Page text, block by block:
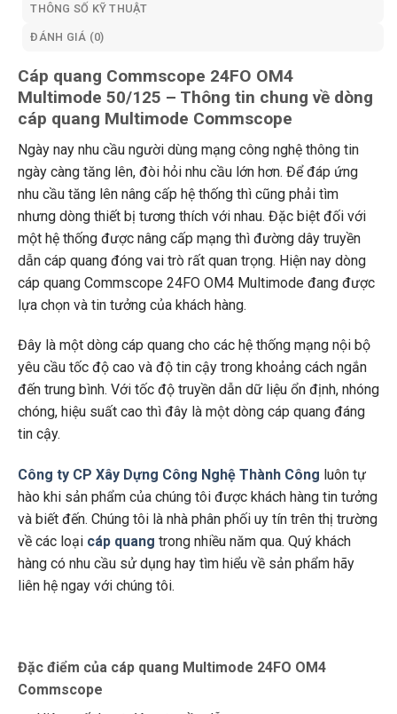
THÔNG SỐ KỸ THUẬT
ĐÁNH GIÁ (0)
Cáp quang Commscope 24FO OM4
Multimode 50/125 – Thông tin chung về dòng
cáp quang Multimode Commscope
Ngày nay nhu cầu người dùng mạng công nghệ thông tin
ngày càng tăng lên, đòi hỏi nhu cầu lớn hơn. Để đáp ứng
nhu cầu tăng lên nâng cấp hệ thống thì cũng phải tìm
nhưng dòng thiết bị tương thích với nhau. Đặc biệt đối với
một hệ thống được nâng cấp mạng thì đường dây truyền
dẫn cáp quang đóng vai trò rất quan trọng. Hiện nay dòng
cáp quang Commscope 24FO OM4 Multimode đang được
lựa chọn và tin tưởng của khách hàng.
Đây là một dòng cáp quang cho các hệ thống mạng nội bộ
yêu cầu tốc độ cao và độ tin cậy trong khoảng cách ngắn
đến trung bình. Với tốc độ truyền dẫn dữ liệu ổn định, nhóng
chóng, hiệu suất cao thì đây là một dòng cáp quang đáng
tin cậy.
Công ty CP Xây Dựng Công Nghệ Thành Công luôn tự
hào khi sản phẩm của chúng tôi được khách hàng tin tưởng
và biết đến. Chúng tôi là nhà phân phối uy tín trên thị trường
về các loại cáp quang trong nhiều năm qua. Quý khách
hàng có nhu cầu sử dụng hay tìm hiểu về sản phẩm hãy
liên hệ ngay với chúng tôi.
Đặc điểm của cáp quang Multimode 24FO OM4
Commscope